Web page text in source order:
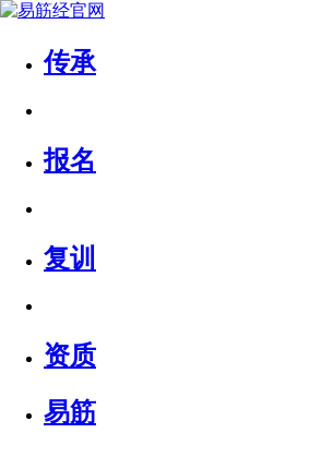
传承
报名
复训
资质
易筋